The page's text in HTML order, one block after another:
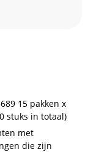
15 pakken x
stuks in totaal)
met
die zijn